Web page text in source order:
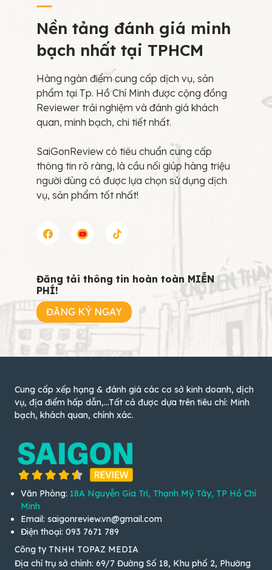
Nền tảng đánh giá minh
bạch nhất tại TPHCM
Hàng ngàn điểm cung cấp dịch vụ, sản
phẩm tại Tp. Hồ Chí Minh được cộng đồng
Reviewer trải nghiệm và đánh giá khách
quan, minh bạch, chi tiết nhất.
SaiGonReview có tiêu chuẩn cung cấp
thông tin rõ ràng, là cầu nối giúp hàng triệu
người dùng có được lựa chọn sử dụng dịch
vụ, sản phẩm tốt nhất!
Đăng tải thông tin hoàn toàn MIỄN
PHÍ!
ĐĂNG KÝ NGAY
Cung cấp xếp hạng & đánh giá các cơ sở kinh doanh, dịch
vụ, địa điểm hấp dẫn,...Tất cả được dựa trên tiêu chí: Minh
bạch, khách quan, chính xác.
Văn Phòng: 18A Nguyễn Gia Trí, Thạnh Mỹ Tây, TP Hồ Chí
Minh
Email: saigonreview.vn@gmail.com
Điện thoại: 093 7671 789
Công ty TNHH TOPAZ MEDIA
Địa chỉ trụ sở chính: 69/7 Đường Số 18, Khu phố 2, Phường